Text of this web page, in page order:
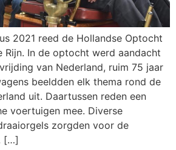
2021 reed de Hollandse Optocht
Rijn. In de optocht werd aandacht
van Nederland, ruim 75 jaar
beeldden elk thema rond de
uit. Daartussen reden een
voertuigen mee. Diverse
zorgden voor de
[…]